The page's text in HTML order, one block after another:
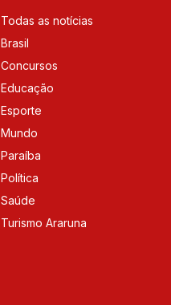
Todas as notícias
Brasil
Concursos
Educação
Esporte
Mundo
Paraíba
Política
Saúde
Turismo Araruna